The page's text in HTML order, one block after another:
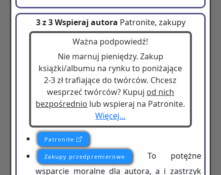
3 z 3 Wspieraj autora Patronite, zakupy
Ważna podpowiedź!
Nie marnuj pieniędzy. Zakup
książki/albumu na rynku to poniżające
2-3 zł trafiające do twórców. Chcesz
wesprzeć twórców? Kupuj od nich
bezpośrednio lub wspieraj na Patronite.
Więcej...
Patronite
Zakupy przedpremierowe
To potężne
wsparcie moralne dla autora, a i zastrzyk